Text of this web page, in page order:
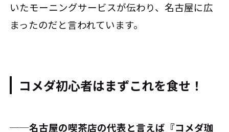
いたモーニングサービスが伝わり、名古屋に広
まったのだと言われています。
コメダ初心者はまずこれを食せ！
──名古屋の喫茶店の代表と言えば『コメダ珈